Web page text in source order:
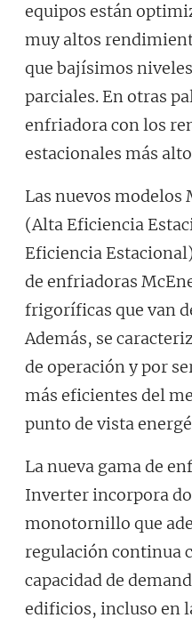
equipos están
muy altos
que bajísimos
parciales. En otras
enfriadora con los
estacionales más
Las nuevos modelos
(Alta Eficiencia
Eficiencia
de enfriadoras
frigoríficas que van
Además, se
de operación y por
más eficientes del
punto de vista
La nueva gama de
Inverter incorpora
monotornillo que
regulación continua
capacidad de
edificios, incluso en